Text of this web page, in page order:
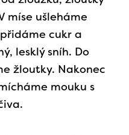
míse ušleháme
cukr a
lesklý sníh. Do
žloutky. Nakonec
mouku s